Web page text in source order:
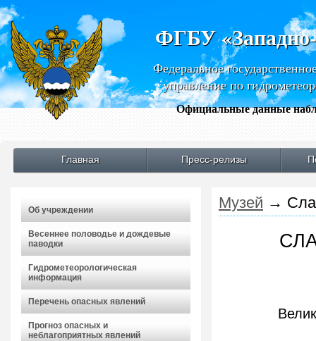
ФГБУ
Федеральное
управление по
Официальные данные
Главная Пресс-релизы
Об учреждении
Весеннее половодье и дождевые
паводки
Гидрометеорологическая
информация
Перечень опасных явлений
Прогноз опасных и
неблагоприятных явлений
Музей →